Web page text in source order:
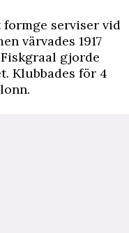
­formge serviser vid
värvades 1917
gjorde
Klubbades för 4